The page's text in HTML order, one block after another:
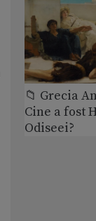
📁 Grecia
Cine a fost
Odiseei?